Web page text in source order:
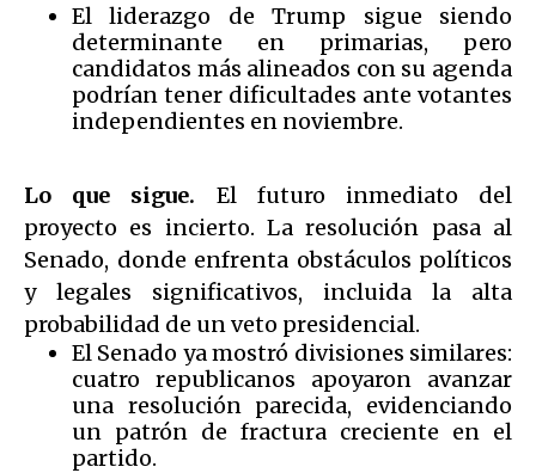
El liderazgo de Trump sigue siendo
determinante en primarias, pero
candidatos más alineados con su agenda
podrían tener dificultades ante votantes
independientes en noviembre.
Lo que sigue. El futuro inmediato del
proyecto es incierto. La resolución pasa al
Senado, donde enfrenta obstáculos políticos
y legales significativos, incluida la alta
probabilidad de un veto presidencial.
El Senado ya mostró divisiones similares:
cuatro republicanos apoyaron avanzar
una resolución parecida, evidenciando
un patrón de fractura creciente en el
partido.